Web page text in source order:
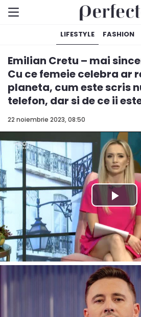
LIFESTYLE FASHION
22 noiembrie 2023, 08:50
Emilian Cretu – mai
Cu ce femeie celebra ar
planeta, cum este scris
telefon, dar si de ce ii